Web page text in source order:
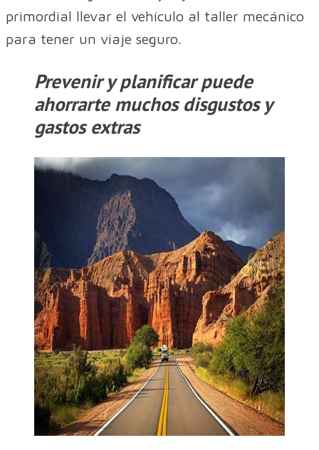
primordial llevar el vehículo al taller mecánico
para tener un viaje seguro.
Prevenir y planificar puede
ahorrarte muchos disgustos y
gastos extras